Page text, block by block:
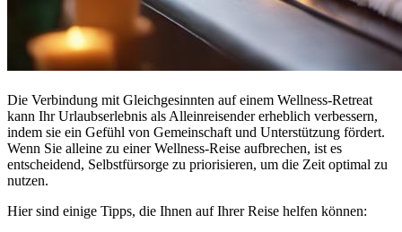
Die Verbindung mit Gleichgesinnten auf einem Wellness-Retreat
kann Ihr Urlaubserlebnis als Alleinreisender erheblich verbessern,
indem sie ein Gefühl von Gemeinschaft und Unterstützung fördert.
Wenn Sie alleine zu einer Wellness-Reise aufbrechen, ist es
entscheidend, Selbstfürsorge zu priorisieren, um die Zeit optimal zu
nutzen.
Hier sind einige Tipps, die Ihnen auf Ihrer Reise helfen können: